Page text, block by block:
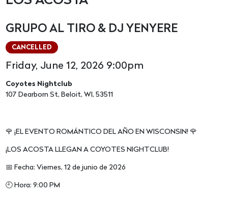
GRUPO AL TIRO & DJ YENYERE
CANCELLED
Friday, June 12, 2026 9:00pm
Coyotes Nightclub
107 Dearborn St, Beloit, WI, 53511
🌹 ¡EL EVENTO ROMÁNTICO DEL AÑO EN WISCONSIN! 🌹
¡LOS ACOSTA LLEGAN A COYOTES NIGHTCLUB!
📅 Fecha: Viernes, 12 de junio de 2026
🕘 Hora: 9:00 PM